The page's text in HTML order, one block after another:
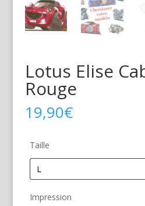
Lotus Elise
Rouge
19,90€
Taille
Impression